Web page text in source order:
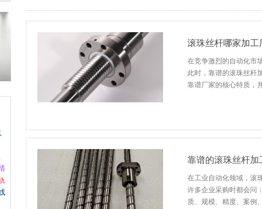
滚珠丝杆哪家加工
在竞争激烈的自动化市
此时，靠谱的滚珠丝杆
靠谱厂家的核心特质，
靠谱的滚珠丝杆
在工业自动化领域，滚
许多企业采购时都会问
质、规模、精度、案例